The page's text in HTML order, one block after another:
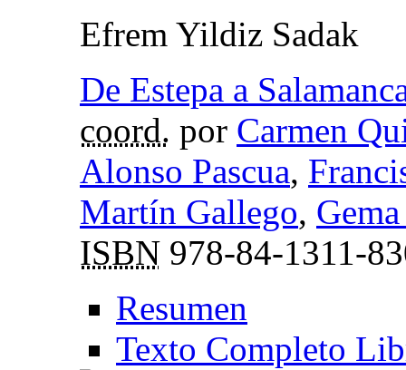
Efrem Yildiz Sadak
De Estepa a
coord. por Carmen
Alonso Pascua,
Martín Gallego,
ISBN 978-84-1311-
Resumen
Texto Completo